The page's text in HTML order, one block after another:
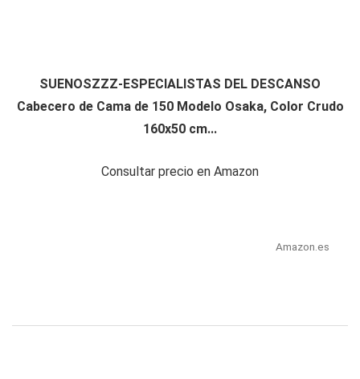
SUENOSZZZ-ESPECIALISTAS DEL DESCANSO
Cabecero de Cama de 150 Modelo Osaka, Color Crudo
160x50 cm...
Consultar precio en Amazon
Amazon.es